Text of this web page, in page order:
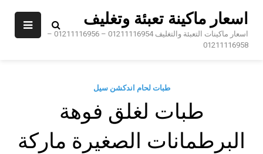
اسعار ماكينة تعبئة وتغليف
اسعار ماكينات التعبئة والتغليف 01211116954 – 01211116956 –
01211116958
طبات لحام اندكشن سيل
طبات لغلق فوهة
البرطمانات الصغيرة ماركة